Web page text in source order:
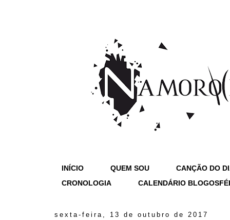
INÍCIO QUEM SOU
CANÇÃO DO
CRONOLOGIA
CALENDÁRIO
sexta-feira, 13 de outubro de 2017